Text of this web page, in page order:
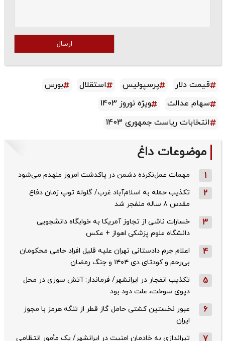
ارسال
قیمت دلار پرسپولیس استقلال
بورس
سهام عدالت
ویژه نوروز 1403
انتخابات ریاست جمهوری 1403
موضوعات داغ
1 مهمات عمل‌نکرده دشمن در پاکدشت امروز منهدم می‌شود
2
تکذیب حمله به اسلام‌آباد غرب/ گلوله توپ زمان دفاع
مقدس ۸ ساله منفجر شد
3
خسارات ناشی از تجاوز آمریکا به خوابگاه دانشجویی
دانشگاه علوم پزشکی اهواز + عکس
4
اعلام جرم دادستانی تهران علیه قلیل افراد حامی محکومان
بی‌رحم و کودتای دی‌ ۱۴۰۴ و جنگ رمضان
5
تکذیب ‌انفجار در ایرانشهر/ فرماندار: آتش سوزی در محل
دپوی سوخت، علت دود بود
6
عبور نخستین کشتی حامل گاز قطر از تنگه هرمز با مجوز
ایران
تیراندازی به خادمان امنیت در ایرانشهر/ یک مأمور انتظامی